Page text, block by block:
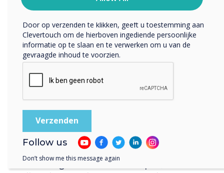
coördineren. Clevertouch interactieve displays,
seminarruimteboekingspanels kunnen allemaal
snel en tegelijkertijd vanuit één platform
worden bijgewerkt, waardoor de belasting van
Beveiliging is een sleutelfactor wanneer HE /
FE hun beslissing nemen over welke
technologieplatforms ze moeten installeren.
Hoe voldoet Clevertouch aan hoge
veiligheidseisen?
Het mooie van Clevertouch is dat het zeer
flexibel en agnostisch is ontworpen, zodat het
om uw privacy te beschermen en respecteren.
Door op verzenden te klikken, geeft u toestemming aan
Clevertouch om de hierboven ingediende persoonlijke
informatie op te slaan en te verwerken om u van de
gevraagde inhoud te voorzien.
Follow us
Don’t show me this message again